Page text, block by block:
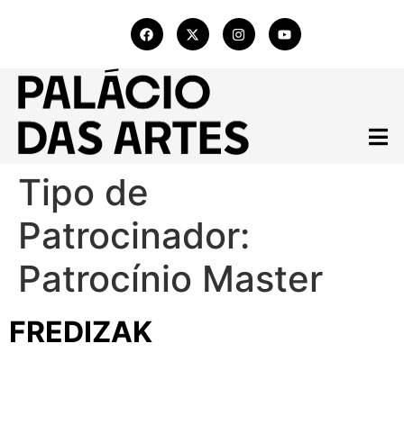
Tipo de
Patrocinador:
Patrocínio Master
FREDIZAK